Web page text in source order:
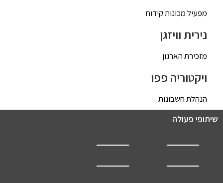
מפעיל מכונות קידוח
נירית וויזגן
מזכירת הארגון
ויקטוריה פפו
הנהלת חשבונות
שיתופי פעולה